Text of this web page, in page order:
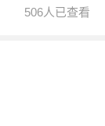
506人已查看